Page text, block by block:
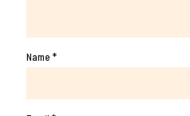
Name *